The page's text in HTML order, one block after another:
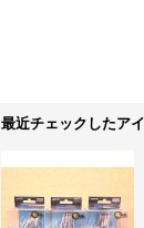
最近チェックしたア